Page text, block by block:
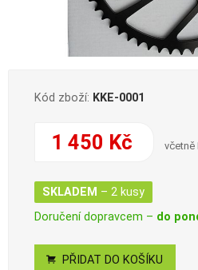
Kód zboží: KKE-0001
1 450 Kč včetně
SKLADEM – 2 kusy
Doručení dopravcem – do
PŘIDAT DO KOŠÍKU